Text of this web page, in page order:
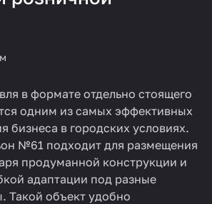
в формате отдельно стоящего
одним из самых эффективных
бизнеса в городских условиях.
№61 подходит для размещения
продуманной конструкции и
адаптации под разные
Такой объект удобно